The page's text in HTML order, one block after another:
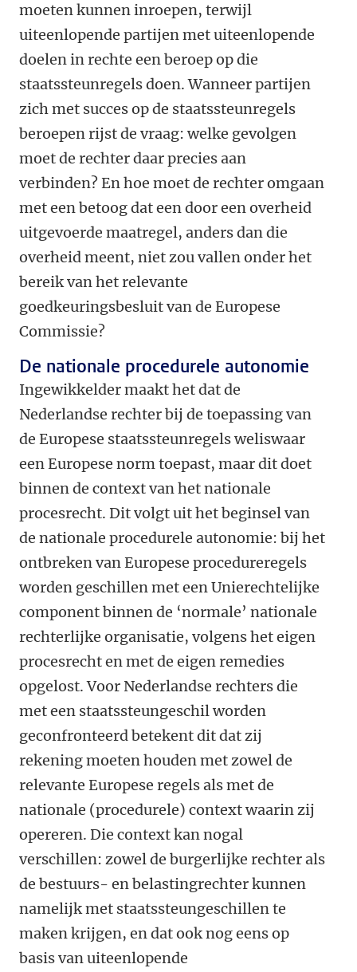
moeten kunnen inroepen, terwijl
uiteenlopende partijen met uiteenlopende
doelen in rechte een beroep op die
staatssteunregels doen. Wanneer partijen
zich met succes op de staatssteunregels
beroepen rijst de vraag: welke gevolgen
moet de rechter daar precies aan
verbinden? En hoe moet de rechter omgaan
met een betoog dat een door een overheid
uitgevoerde maatregel, anders dan die
overheid meent, niet zou vallen onder het
bereik van het relevante
goedkeuringsbesluit van de Europese
Commissie?
De nationale procedurele autonomie
Ingewikkelder maakt het dat de
Nederlandse rechter bij de toepassing van
de Europese staatssteunregels weliswaar
een Europese norm toepast, maar dit doet
binnen de context van het nationale
procesrecht. Dit volgt uit het beginsel van
de nationale procedurele autonomie: bij het
ontbreken van Europese procedureregels
worden geschillen met een Unierechtelijke
component binnen de ‘normale’ nationale
rechterlijke organisatie, volgens het eigen
procesrecht en met de eigen remedies
opgelost. Voor Nederlandse rechters die
met een staatssteungeschil worden
geconfronteerd betekent dit dat zij
rekening moeten houden met zowel de
relevante Europese regels als met de
nationale (procedurele) context waarin zij
opereren. Die context kan nogal
verschillen: zowel de burgerlijke rechter als
de bestuurs- en belastingrechter kunnen
namelijk met staatssteungeschillen te
maken krijgen, en dat ook nog eens op
basis van uiteenlopende